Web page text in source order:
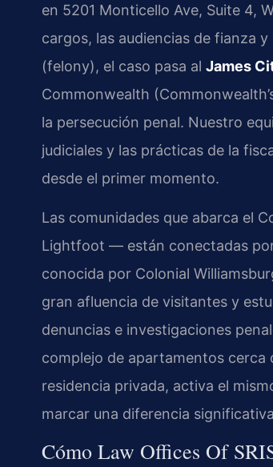
en 5201 Monticello Ave, Suite 4,
cargos, las audiencias de fianza
(felony), el caso pasa al James
Commonwealth
la persecución penal. Nuestro
judiciales y las prácticas de la
desde el primer momento.
Las comunidades que abarca el
Lightfoot — están conectadas por
conocida por Colonial
gran afluencia de visitantes y
denuncias e investigaciones
complejo de apartamentos cerca
residencia privada, activa el
marcar una diferencia
Cómo Law Offices Of